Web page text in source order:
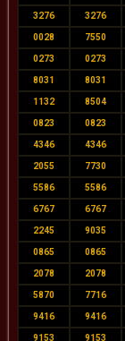
3276 3276
0028 7550
0273 0273
8031 8031
1132 8504
0823 0823
4346 4346
2055 7730
5586 5586
6767 6767
2245 9035
0865 0865
2078 2078
5870 7716
9416 9416
9153 9153